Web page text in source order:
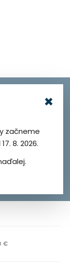
€
×
začneme
8. 2026.